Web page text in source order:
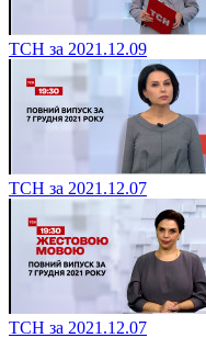
ТСН за 2021.12.09
ТСН за 2021.12.07
ТСН за 2021.12.07